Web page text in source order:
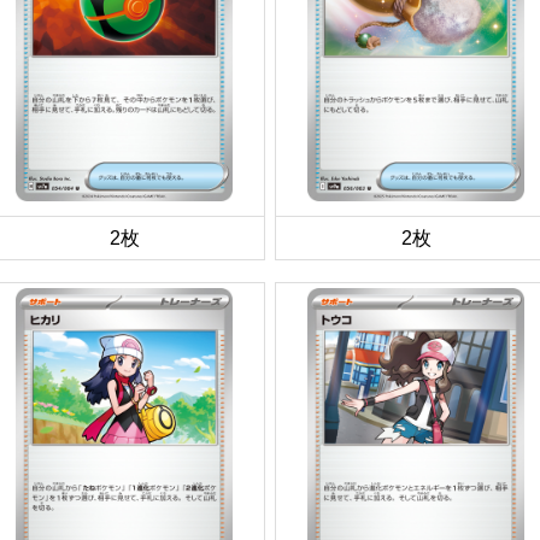
2枚 2枚